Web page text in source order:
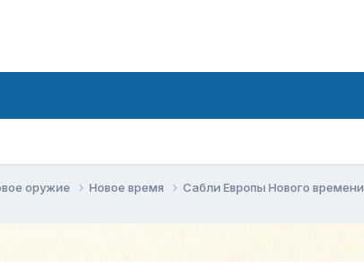
оружие Новое время Сабли Европы Нового времени